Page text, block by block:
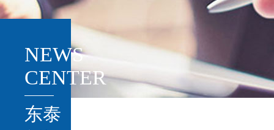
NEWS
CENTER
东泰